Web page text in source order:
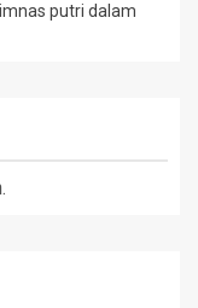
putri dalam